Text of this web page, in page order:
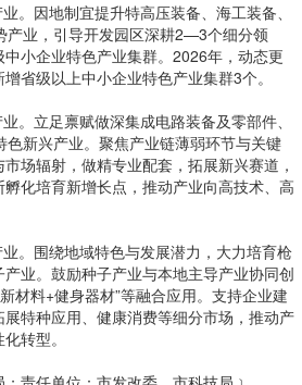
因地制宜提升特高压装备、海工装备、
产业，引导开发园区深耕2—3个细分领
小企业特色产业集群。2026年，动态更
省级以上中小企业特色产业集群3个。
立足禀赋做深集成电路装备及零部件、
新兴产业。聚焦产业链薄弱环节与关键
场辐射，做精专业配套，拓展新兴赛道，
化培育新增长点，推动产业向高技术、高
围绕地域特色与发展潜力，大力培育枪
业。鼓励种子产业与本地主导产业协同创
材料+健身器材”等融合应用。支持企业建
特种应用、健康消费等细分市场，推动产
转型。